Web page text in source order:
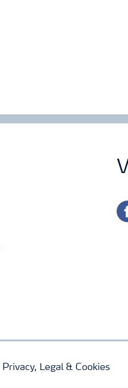
Privacy, Legal & Cookies